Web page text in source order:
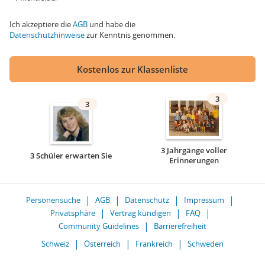
Ich akzeptiere dieAGB und habe die
Datenschutzhinweisezur Kenntnis genommen.
Kostenlos zur Klassenliste
3
3 Schüler erwarten Sie
3
3 Jahrgänge voller
Erinnerungen
Personensuche AGB Datenschutz
Impressum
Privatsphäre
Vertrag kündigen
FAQ
Community Guidelines
Barrierefreiheit
Schweiz
Österreich Frankreich Schweden